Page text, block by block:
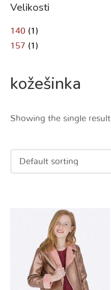
Velikosti
140 (1)
157 (1)
kožešinka
Showing the single result